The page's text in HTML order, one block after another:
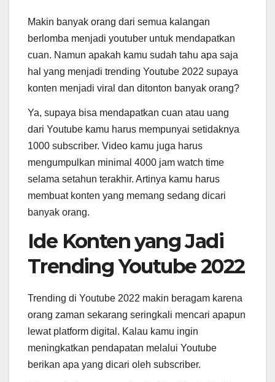
Makin banyak orang dari semua kalangan
berlomba menjadi youtuber untuk mendapatkan
cuan. Namun apakah kamu sudah tahu apa saja
hal yang menjadi trending Youtube 2022 supaya
konten menjadi viral dan ditonton banyak orang?
Ya, supaya bisa mendapatkan cuan atau uang
dari Youtube kamu harus mempunyai setidaknya
1000 subscriber. Video kamu juga harus
mengumpulkan minimal 4000 jam watch time
selama setahun terakhir. Artinya kamu harus
membuat konten yang memang sedang dicari
banyak orang.
Ide Konten yang Jadi
Trending Youtube 2022
Trending di Youtube 2022 makin beragam karena
orang zaman sekarang seringkali mencari apapun
lewat platform digital. Kalau kamu ingin
meningkatkan pendapatan melalui Youtube
berikan apa yang dicari oleh subscriber.